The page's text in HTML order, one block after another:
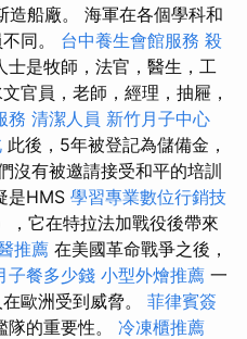
造船廠。 海軍在各個學科和
同。 台中養生會館服務 殺
士是牧師，法官，醫生，工
官員，老師，經理，抽屜，
務 清潔人員 新竹月子中心
此後，5年被登記為儲備金，
沒有被邀請接受和平的培訓
是HMS 學習專業數位行銷技
，它在特拉法加戰役後帶來
推薦 在美國革命戰爭之後，
子餐多少錢 小型外燴推薦 一
歐洲受到威脅。 菲律賓簽
的重要性。 冷凍櫃推薦